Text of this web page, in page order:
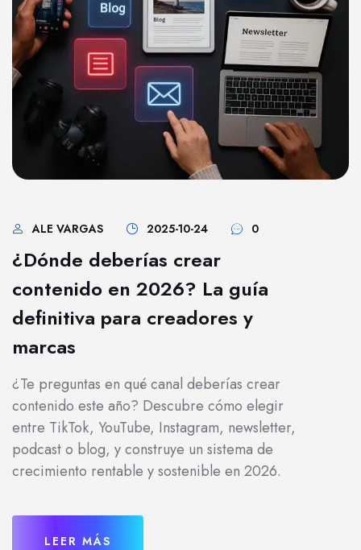
ALE VARGAS 2025-10-24 0
¿Dónde deberías crear
contenido en 2026? La guía
definitiva para creadores y
marcas
¿Te preguntas en qué canal deberías crear
contenido este año? Descubre cómo elegir
entre TikTok, YouTube, Instagram, newsletter,
podcast o blog, y construye un sistema de
crecimiento rentable y sostenible en 2026.
LEER MÁS